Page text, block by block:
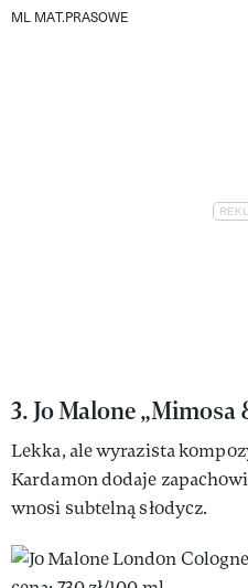
ML MAT.PRASOWE
3. Jo Malone „Mimosa
Lekka, ale wyrazista
Kardamon dodaje
wnosi subtelną słodycz.